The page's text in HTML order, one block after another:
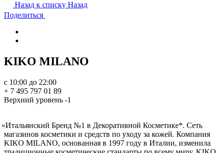
Назад к списку Назад
Поделиться
KIKO MILANO
с 10:00 до 22:00
+ 7 495 797 01 89
Верхний уровень -1
«Итальянский Бренд №1 в Декоративной Косметике*. Сеть
магазинов косметики и средств по уходу за кожей. Компания
KIKO MILANO, основанная в 1997 году в Италии, изменила